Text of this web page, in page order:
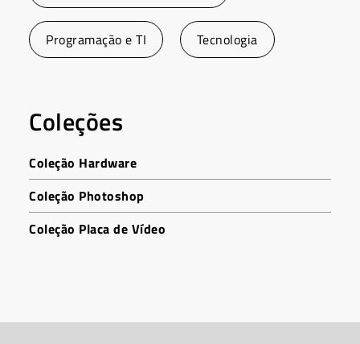
Programação e TI Tecnologia
Coleções
Coleção Hardware
Coleção Photoshop
Coleção Placa de Vídeo